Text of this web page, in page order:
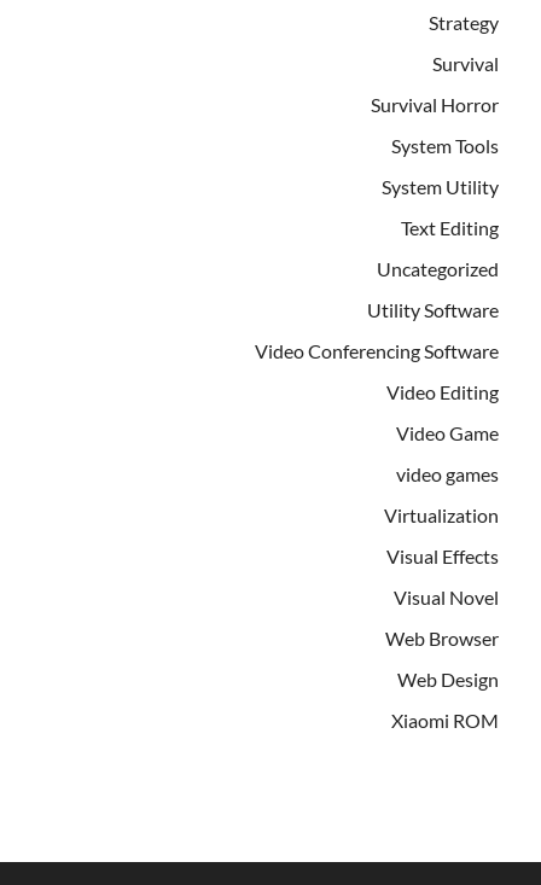
Strategy
Survival
Survival Horror
System Tools
System Utility
Text Editing
Uncategorized
Utility Software
Video Conferencing Software
Video Editing
Video Game
video games
Virtualization
Visual Effects
Visual Novel
Web Browser
Web Design
Xiaomi ROM